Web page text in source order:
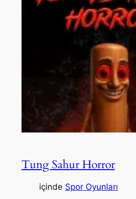
Tung Sahur Horror
içinde Spor Oyunları